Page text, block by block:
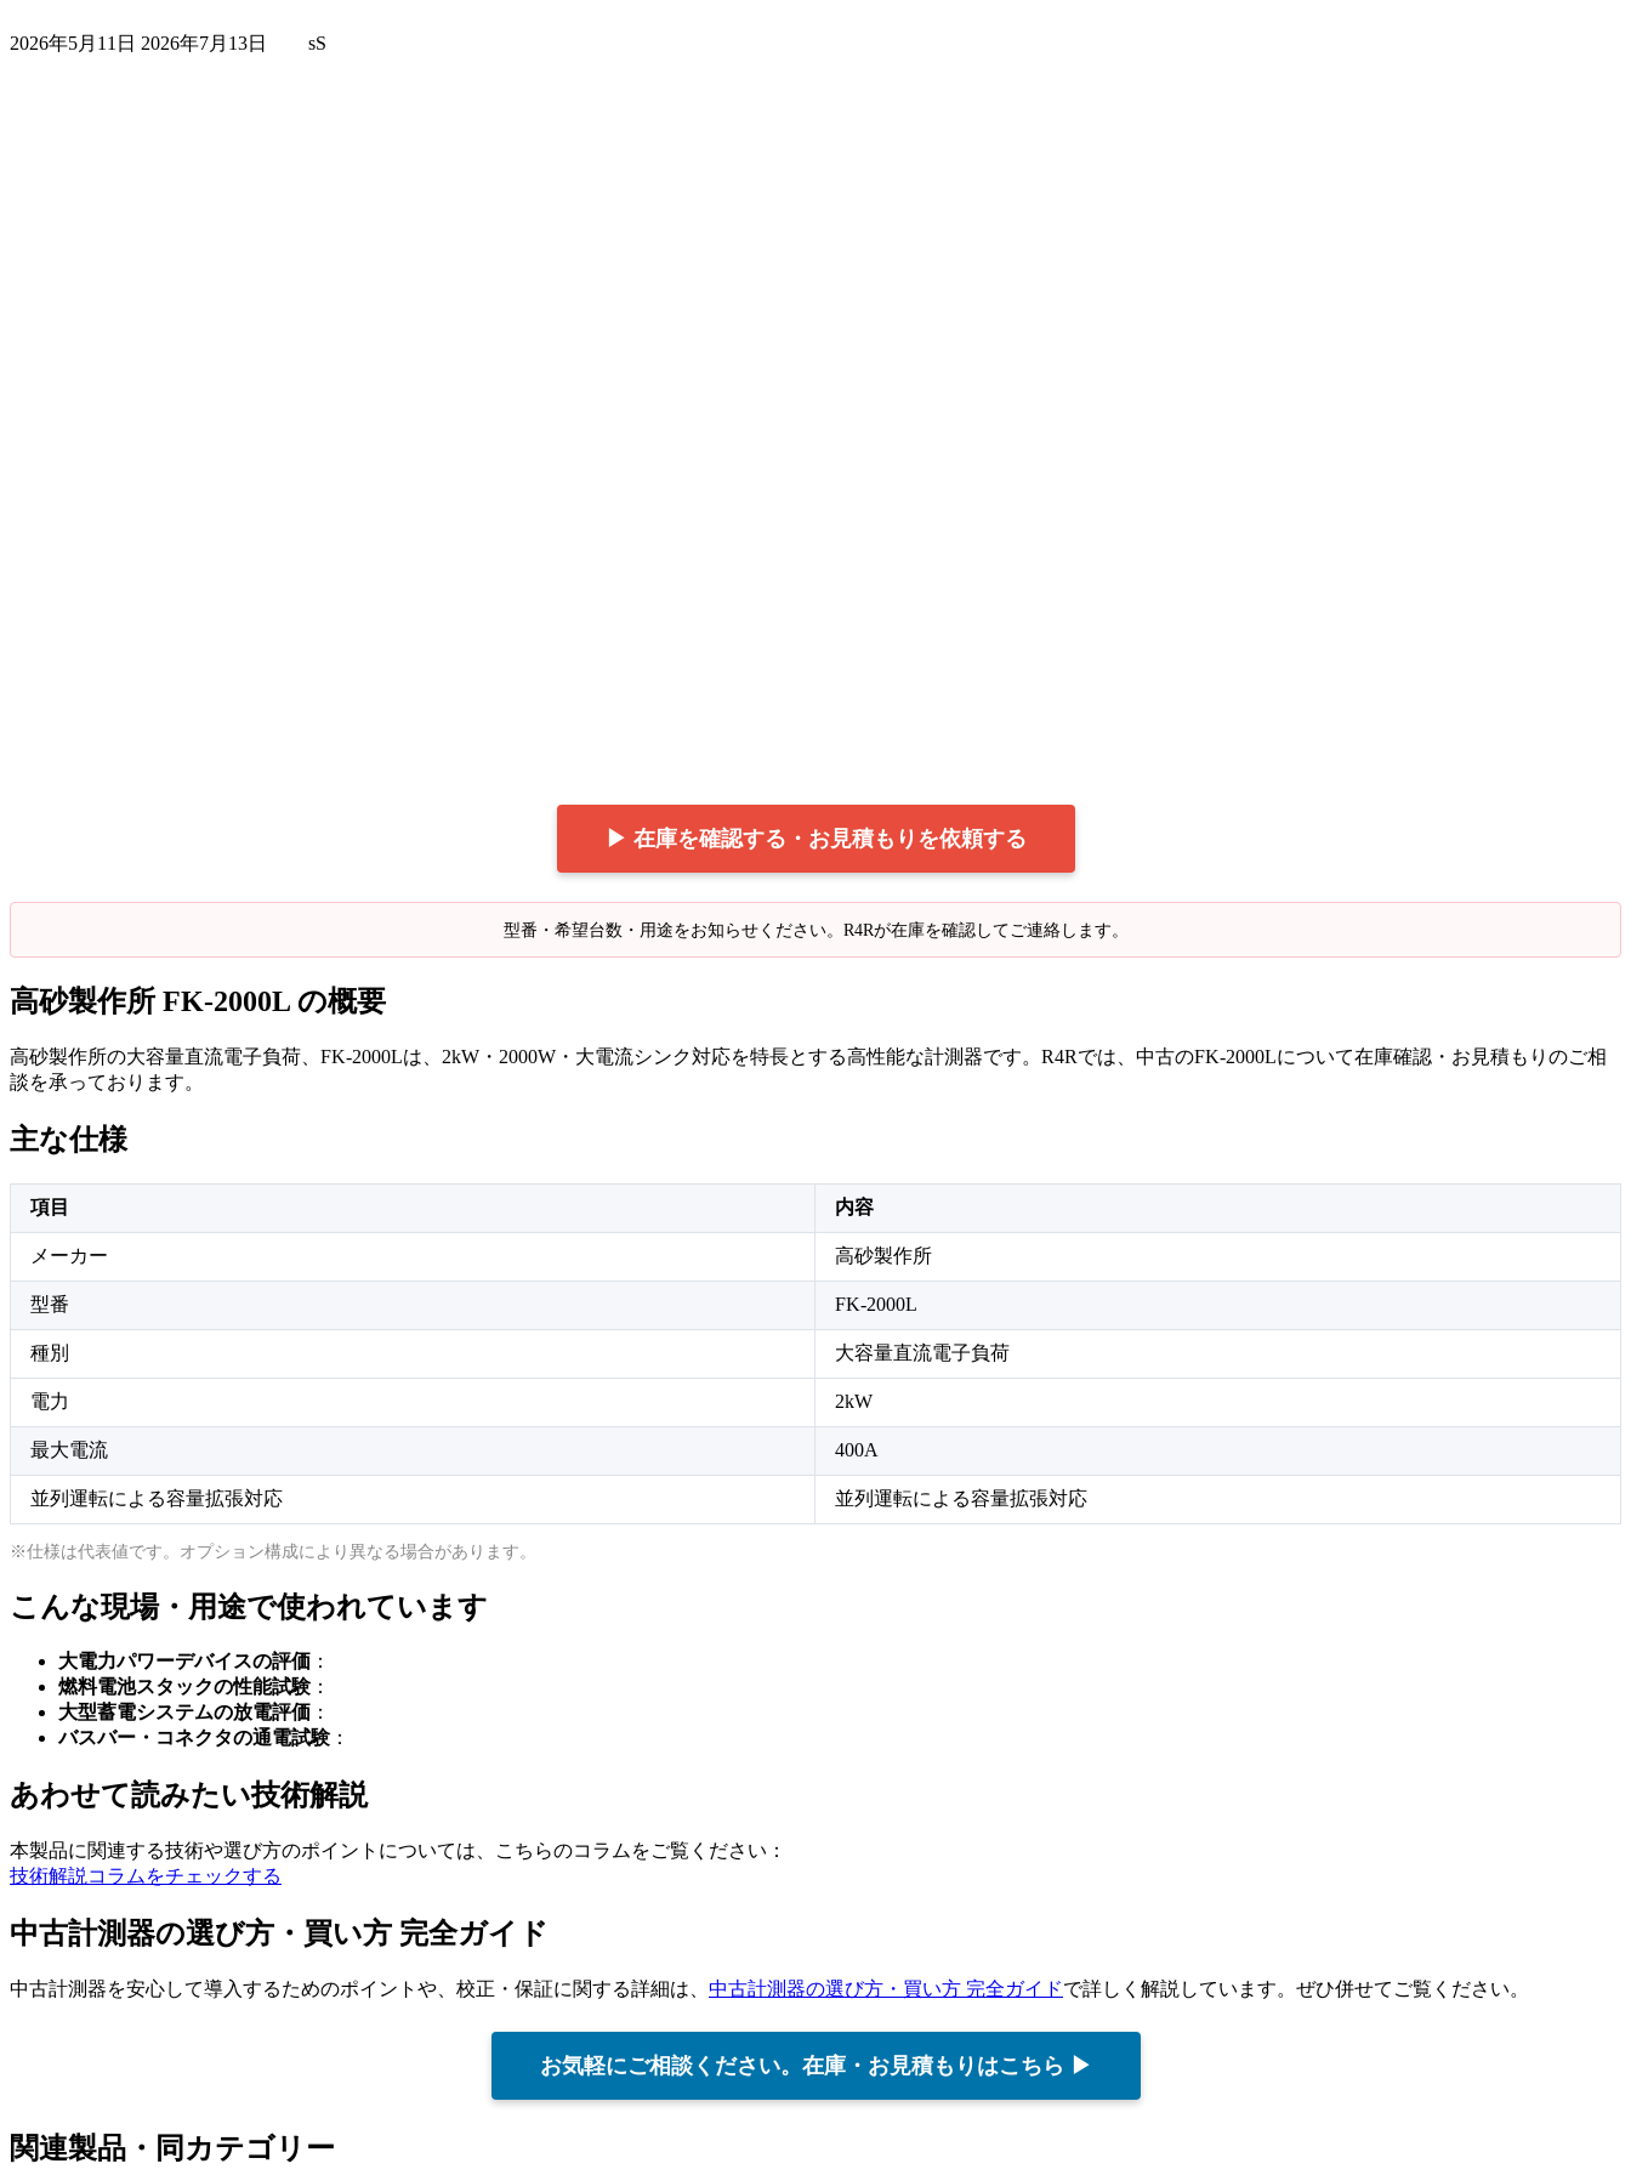
2026年5月11日 終
2026年7月13日 sS
▶ 在庫を確認する・お見積もりを依頼する
型番・希望台数・用途をお知らせください。R4Rが在庫を確認してご連絡します。
高砂製作所 FK-2000L の概要
高砂製作所の大容量直流電子負荷、FK-2000Lは、2kW・2000W・大電流シンク対応を特長とする高性能な計測器です。R4Rでは、中古のFK-2000Lについて在庫確認・お見積もりのご相
談を承っております。
主な仕様
項目 内容
メーカー 高砂製作所
型番 FK-2000L
種別 大容量直流電子負荷
電力 2kW
最大電流 400A
並列運転による容量拡張対応 並列運転による容量拡張対応
※仕様は代表値です。オプション構成により異なる場合があります。
こんな現場・用途で使われています
大電力パワーデバイスの評価 ：
燃料電池スタックの性能試験：
大型蓄電システムの放電評価 ：
バスバー・コネクタの通電試験：
あわせて読みたい技術解説
本製品に関連する技術や選び方のポイントについては、こちらのコラムをご覧ください：
技術解説コラムをチェックする
中古計測器の選び方・買い方 完全ガイド
中古計測器を安心して導入するためのポイントや、校正・保証に関する詳細は、 中古計測器の選び方・買い方 完全ガイドで詳しく解説しています。ぜひ併せてご覧ください。
お気軽にご相談ください。在庫・お見積もりはこちら ▶
関連製品・同カテゴリー